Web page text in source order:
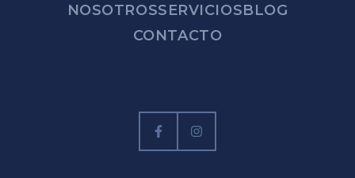
NOSOTROSSERVICIOSBLOG
CONTACTO